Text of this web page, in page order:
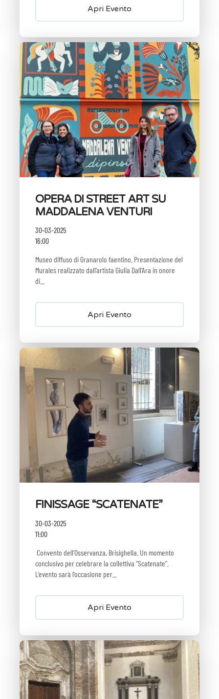
Apri Evento
OPERA DI STREET ART SU
MADDALENA VENTURI
30-03-2025
16:00
Museo diffuso di Granarolo faentino. Presentazione del
Murales realizzato dall’artista Giulia Dall’Ara in onore
di...
Apri Evento
FINISSAGE “SCATENATE”
30-03-2025
11:00
Convento dell’Osservanza, Brisighella. Un momento
conclusivo per celebrare la collettiva “Scatenate”.
L’evento sarà l’occasione per...
Apri Evento